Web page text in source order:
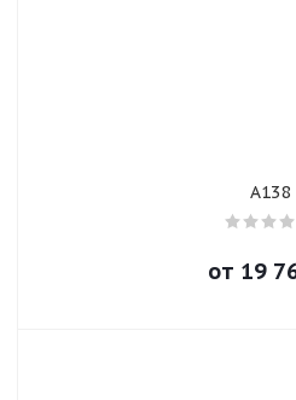
A138
от 19